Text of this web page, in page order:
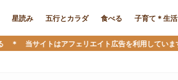
星読み 五行とカラダ 食べる 子育て＊生活
フェリエイト広告を利用しています ＊